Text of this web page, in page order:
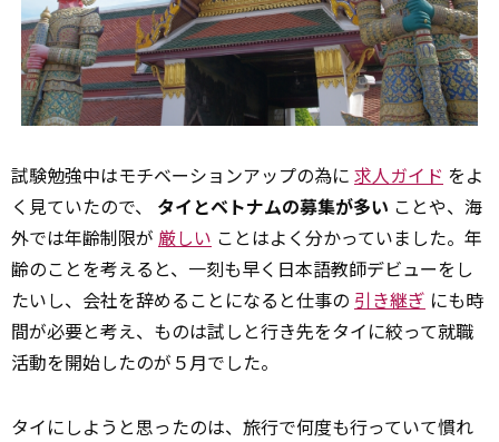
試験勉強中はモチベーションアップの為に 求人ガイド をよ
く見ていたので、 タイとベトナムの募集が多い ことや、海
外では年齢制限が 厳しい ことはよく分かっていました。年
齢のことを考えると、一刻も早く日本語教師デビューをし
たいし、会社を辞めることになると仕事の 引き継ぎ にも時
間が必要と考え、ものは試しと行き先をタイに絞って就職
活動を開始したのが５月でした。
タイにしようと思ったのは、旅行で何度も行っていて慣れ